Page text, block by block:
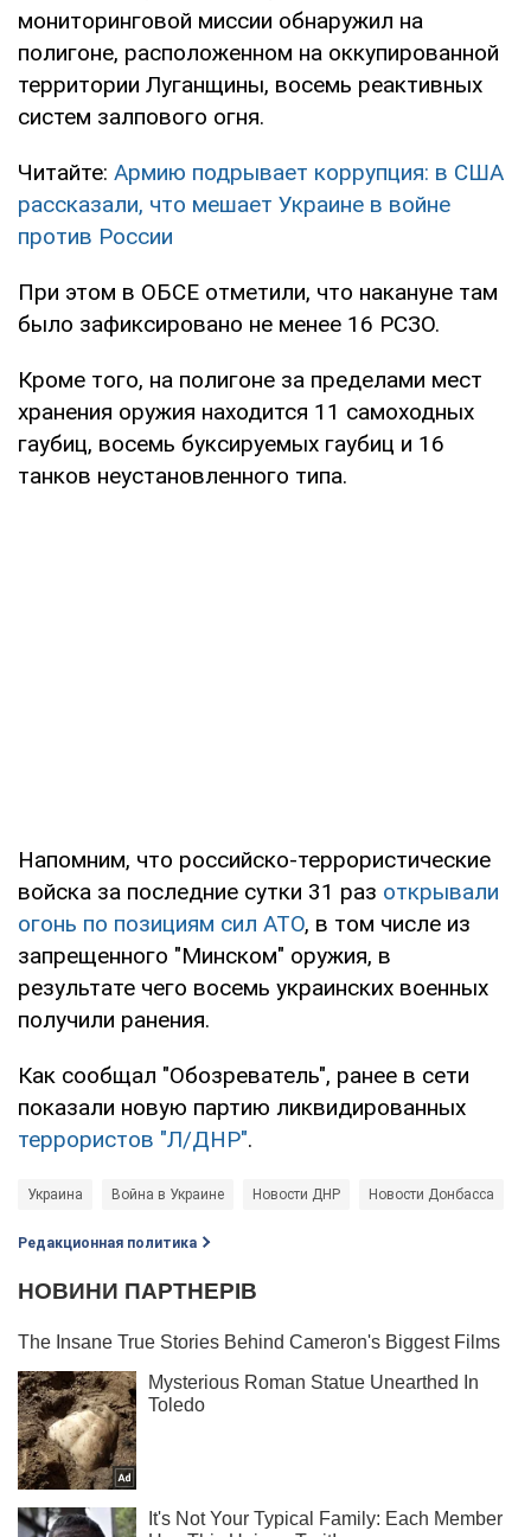
мониторинговой миссии обнаружил на
полигоне, расположенном на оккупированной
территории Луганщины, восемь реактивных
систем залпового огня.
Читайте: Армию подрывает коррупция: в США
рассказали, что мешает Украине в войне
против России
При этом в ОБСЕ отметили, что накануне там
было зафиксировано не менее 16 РСЗО.
Кроме того, на полигоне за пределами мест
хранения оружия находится 11 самоходных
гаубиц, восемь буксируемых гаубиц и 16
танков неустановленного типа.
Напомним, что российско-террористические
войска за последние сутки 31 раз открывали
огонь по позициям сил АТО, в том числе из
запрещенного "Минском" оружия, в
результате чего восемь украинских военных
получили ранения.
Как сообщал "Обозреватель", ранее в сети
показали новую партию ликвидированных
террористов "Л/ДНР".
Украина Война в Украине Новости ДНР Новости Донбасса
Редакционная политика